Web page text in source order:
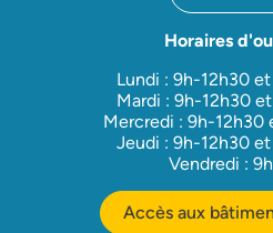
Horaires
Lundi : 9h-12h30
Mardi : 9h-12h30
Mercredi : 9h-12h30
Jeudi : 9h-12h30
Vendredi :
Accès aux